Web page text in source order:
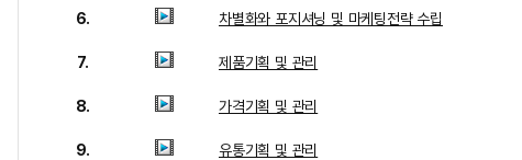
6. 차별화와 포지셔닝 및 마케팅전략 수립
7. 제품기획 및 관리
8. 가격기획 및 관리
9. 유통기획 및 관리